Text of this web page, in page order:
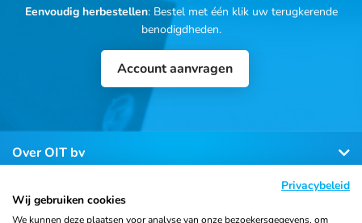
Eenvoudig herbestellen: Bestel met één klik uw terugkerende
benodigdheden.
Account aanvragen
Over OIT bv
Klantenservice
Privacybeleid
Wij gebruiken cookies
We kunnen deze plaatsen voor analyse van onze bezoekersgegevens, om